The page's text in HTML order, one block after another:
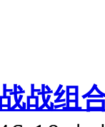
战组